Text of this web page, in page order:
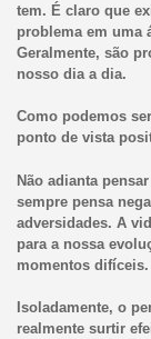
tem. É claro que
problema em uma
Geralmente, são
nosso dia a dia.
Como podemos
ponto de vista
Não adianta
sempre pensa
adversidades. A
para a nossa
momentos difíceis.
Isoladamente, o
realmente surtir